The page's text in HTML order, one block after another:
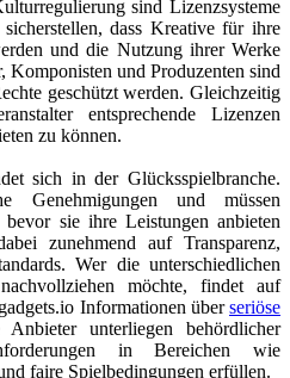
sind Lizenzsysteme
dass Kreative für ihre
und die Nutzung ihrer Werke
und Produzenten sind
geschützt werden. Gleichzeitig
entsprechende Lizenzen
zu können.
sich in der Glücksspielbranche.
Genehmigungen und müssen
sie ihre Leistungen anbieten
zunehmend auf Transparenz,
Wer die unterschiedlichen
möchte, findet auf
Informationen überseriöse
Anbieter unterliegen behördlicher
in Bereichen wie
faire Spielbedingungen erfüllen.